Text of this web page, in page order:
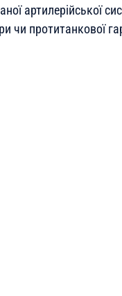
артилерійської
чи протитанкової